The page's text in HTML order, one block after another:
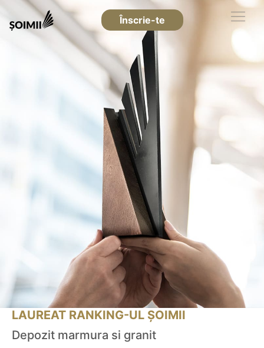
Înscrie-te
LAUREAT RANKING-UL ȘOIMII
Depozit marmura si granit